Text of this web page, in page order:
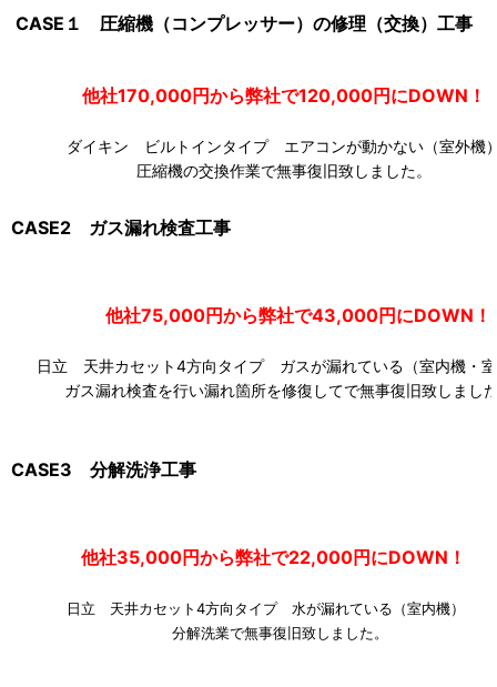
CASE１ 圧縮機（コンプレッサー）の修理（交換）工事
他社170,000円から弊社で120,000円に
ダイキン ビルトインタイプ エアコンが動かない（室外機
圧縮機の交換作業で無事復旧致しました。
CASE2 ガス漏れ検査工事
他社75,000円から弊社で43,000円にDOWN！
日立 天井カセット4方向タイプ ガスが漏れている（室内機・
ガス漏れ検査を行い漏れ箇所を修復してで無事復旧致しまし
CASE3 分解洗浄工事
他社35,000円から弊社で22,000円にDOWN！
日立 天井カセット4方向タイプ 水が漏れている（室内機
分解洗業で無事復旧致しました。